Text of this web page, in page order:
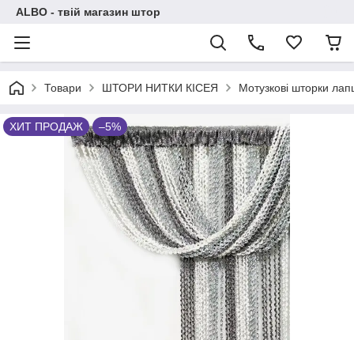
ALBO - твій магазин штор
Товари ШТОРИ НИТКИ КІСЕЯ Мотузкові шторки
ХИТ ПРОДАЖ –5%